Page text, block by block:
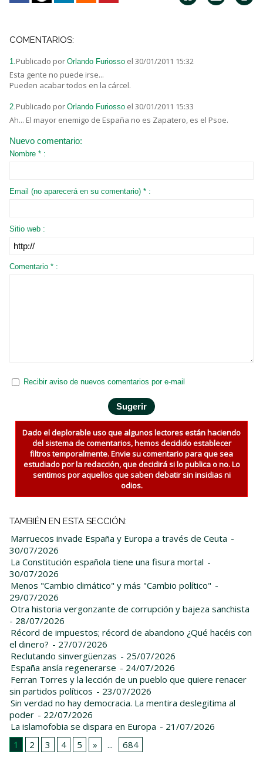
COMENTARIOS:
1.Publicado por Orlando Furiosso el 30/01/2011 15:32
Esta gente no puede irse...
Pueden acabar todos en la cárcel.
2.Publicado por Orlando Furiosso el 30/01/2011 15:33
Ah... El mayor enemigo de España no es Zapatero, es el Psoe.
Nuevo comentario:
Nombre * :
Email (no aparecerá en su comentario) * :
Sitio web :
Comentario * :
Recibir aviso de nuevos comentarios por e-mail
Dado el deplorable uso que algunos lectores están haciendo
del sistema de comentarios, hemos decidido establecer
filtros temporalmente. Envie su comentario para que sea
estudiado por la redacción, que decidirá si lo publica o no. Lo
sentimos por aquellos que saben debatir sin insidias ni
odios.
TAMBIÉN EN ESTA SECCIÓN:
Marruecos invade España y Europa a través de Ceuta -
30/07/2026
La Constitución española tiene una fisura mortal -
30/07/2026
Menos "Cambio climático" y más "Cambio político" -
29/07/2026
Otra historia vergonzante de corrupción y bajeza sanchista
- 28/07/2026
Récord de impuestos; récord de abandono ¿Qué hacéis con
el dinero? - 27/07/2026
Reclutando sinvergüenzas - 25/07/2026
España ansía regenerarse - 24/07/2026
Ferran Torres y la lección de un pueblo que quiere renacer
sin partidos políticos - 23/07/2026
Sin verdad no hay democracia. La mentira deslegitima al
poder - 22/07/2026
La islamofobia se dispara en Europa - 21/07/2026
1
2 3 4 5 » ... 684